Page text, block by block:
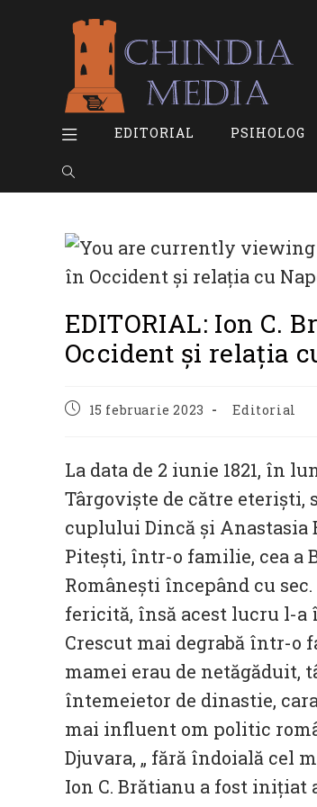
EDITORIAL PSIHOLOG
TOGGLE
SEARCH
EDITORIAL: Ion C.
Occident și relația
Post15 februarie 2023
Post
Editorial
La data de 2 iunie 1821, în
Târgoviște de către eteriști,
cuplului Dincă și Anastasia
Pitești, într-o familie, cea a
Românești începând cu
fericită, însă acest lucru l-
Crescut mai degrabă într-o
mamei erau de netăgăduit,
întemeietor de dinastie,
mai influent om politic
Djuvara, „ fără îndoială cel
Ion C. Brătianu a fost